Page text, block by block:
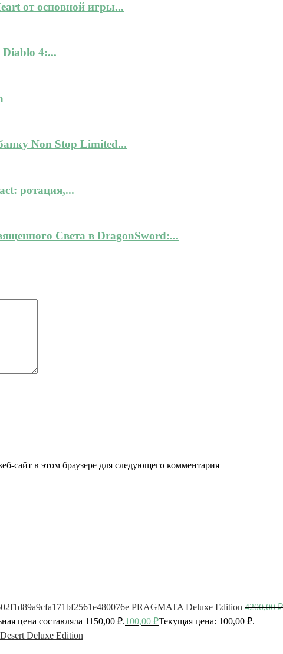
от основной игры...
Diablo 4:...
Non Stop Limited...
ротация,...
Света в DragonSword:...
сайт в этом браузере для следующего комментария
PRAGMATA Deluxe Edition 4200,00₽
цена составляла 1150,00 ₽.100,00 ₽Текущая цена: 100,00 ₽.
Deluxe Edition